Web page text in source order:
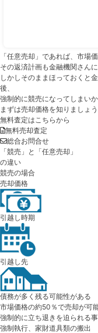
「任意売却」であれば、市場
その返済計画も金融機関さん
しかしそのままほっておくと
後、
強制的に競売になってしまい
まずは売却価格を知りましょう
無料査定はこちらから
無料売却査定
総合お問合せ
「競売」と「任意売却」
の違い
競売の場合
売却価格
引越し時期
引越し先
債務が多く残る可能性がある
市場価格の約50％で売却が可
強制的に立ち退きを迫られる
強制執行、家財道具類の搬出